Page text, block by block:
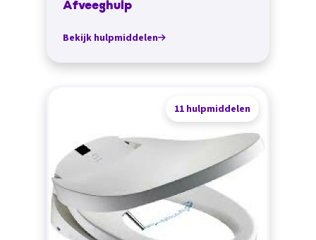
Afveeghulp
Bekijk hulpmiddelen
11 hulpmiddelen